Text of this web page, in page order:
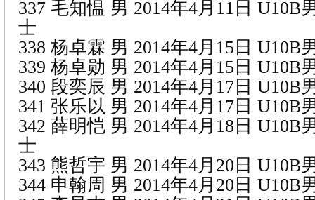
337 毛知愠 男 2014年4月11日 U10B
士
338 杨卓霖 男 2014年4月15日 U10B
339 杨卓勋 男 2014年4月15日 U10B
340 段奕辰 男 2014年4月17日 U10B
341 张乐以 男 2014年4月17日 U10B
342 薛明恺 男 2014年4月18日 U10B
士
343 熊哲宇 男 2014年4月20日 U10B
344 申翰周 男 2014年4月20日 U10B